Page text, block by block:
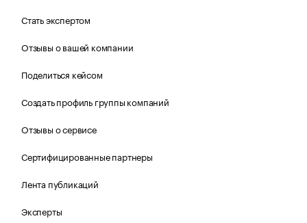
Стать экспертом
Отзывы о вашей компании
Поделиться кейсом
Создать профиль группы компаний
Отзывы о сервисе
Сертифицированные партнеры
Лента публикаций
Эксперты